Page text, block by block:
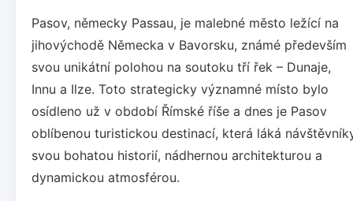
Pasov, německy Passau, je malebné město ležící na
jihovýchodě Německa v Bavorsku, známé především
svou unikátní polohou na soutoku tří řek – Dunaje,
Innu a Ilze. Toto strategicky významné místo bylo
osídleno už v období Římské říše a dnes je Pasov
oblíbenou turistickou destinací, která láká
svou bohatou historií, nádhernou architekturou a
dynamickou atmosférou.